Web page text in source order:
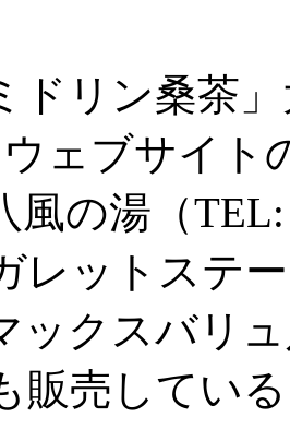
ドリン桑茶
ウェブサイ
風の湯（
レットステ
ックスバリ
販売してい